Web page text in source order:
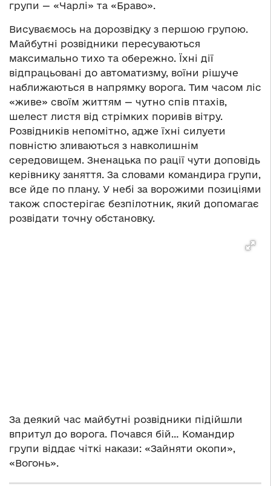
групи — «Чарлі» та «Браво».
Висуваємось на дорозвідку з першою групою.
Майбутні розвідники пересуваються
максимально тихо та обережно. Їхні дії
відпрацьовані до автоматизму, воїни рішуче
наближаються в напрямку ворога. Тим часом ліс
«живе» своїм життям — чутно спів птахів,
шелест листя від стрімких поривів вітру.
Розвідників непомітно, адже їхні силуети
повністю зливаються з навколишнім
середовищем. Зненацька по рації чути доповідь
керівнику заняття. За словами командира групи,
все йде по плану. У небі за ворожими позиціями
також спостерігає безпілотник, який допомагає
розвідати точну обстановку.
За деякий час майбутні розвідники підійшли
впритул до ворога. Почався бій… Командир
групи віддає чіткі накази: «Зайняти окопи»,
«Вогонь».